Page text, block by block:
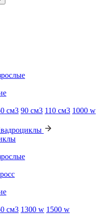
см3 90 см3 110 см3 1000 w
см3 1300 w 1500 w